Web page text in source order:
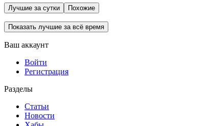
Лучшие за сутки Похожие
Показать лучшие за всё время
Ваш аккаунт
Войти
Регистрация
Разделы
Статьи
Новости